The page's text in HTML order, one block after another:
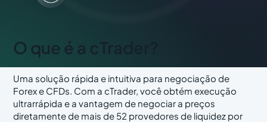
O que é a cTrader?
Uma solução rápida e intuitiva para negociação de
Forex e CFDs. Com a cTrader, você obtém execução
ultrarrápida e a vantagem de negociar a preços
diretamente de mais de 52 provedores de liquidez por